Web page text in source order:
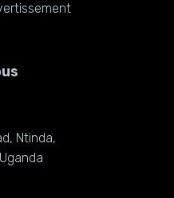
Ntinda,